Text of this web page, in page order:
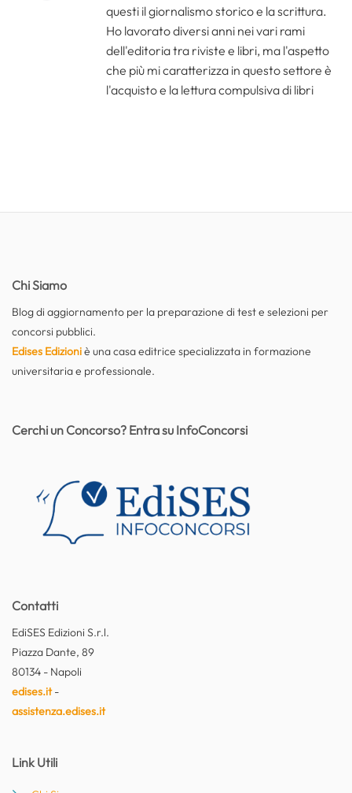
questi il giornalismo storico e la scrittura.
Ho lavorato diversi anni nei vari rami
dell'editoria tra riviste e libri, ma l'aspetto
che più mi caratterizza in questo settore è
l'acquisto e la lettura compulsiva di libri
Chi Siamo
Blog di aggiornamento per la preparazione di test e selezioni per
concorsi pubblici.
Edises Edizioniè una casa editrice specializzata in formazione
universitaria e professionale.
Contatti
EdiSES Edizioni S.r.l.
Piazza Dante, 89
80134 - Napoli
edises.it-
assistenza.edises.it
Link Utili
Cerchi un Concorso? Entra su InfoConcorsi